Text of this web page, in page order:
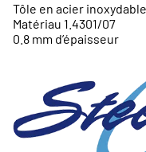
Tôle en acier inoxydable
Matériau 1.4301/07
0.8 mm d’épaisseur